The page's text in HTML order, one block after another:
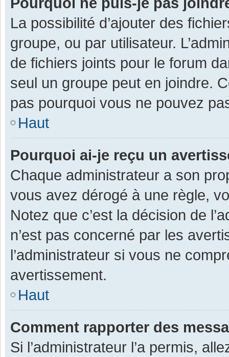
La possibilité d’ajouter des
groupe, ou par utilisateur.
de fichiers joints pour le forum
seul un groupe peut en joindre.
pas pourquoi vous ne pouvez
Haut
Pourquoi ai-je reçu un
Chaque administrateur a son
vous avez dérogé à une règle,
Notez que c’est la décision de
n’est pas concerné par les
l’administrateur si vous ne
avertissement.
Haut
Comment rapporter des
Si l’administrateur l’a permis,